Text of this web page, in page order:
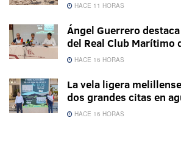
HACE 11 HORAS
Ángel Guerrero
del Real Club Marítimo
HACE 16 HORAS
La vela ligera
dos grandes citas en
HACE 16 HORAS